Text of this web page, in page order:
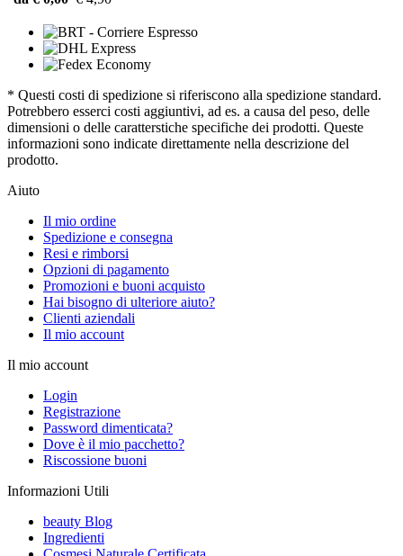
* Questi costi di spedizione si riferiscono alla spedizione standard.
Potrebbero esserci costi aggiuntivi, ad es. a causa del peso, delle
dimensioni o delle caratterstiche specifiche dei prodotti. Queste
informazioni sono indicate direttamente nella descrizione del
prodotto.
Aiuto
Il mio ordine
Spedizione e consegna
Resi e rimborsi
Opzioni di pagamento
Promozioni e buoni acquisto
Hai bisogno di ulteriore aiuto?
Clienti aziendali
Il mio account
Il mio account
Login
Registrazione
Password dimenticata?
Dove è il mio pacchetto?
Riscossione buoni
Informazioni Utili
beauty Blog
Ingredienti